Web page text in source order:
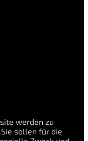
werden zu
sollen für die